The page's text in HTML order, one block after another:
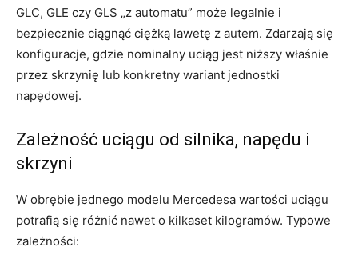
GLC, GLE czy GLS „z automatu” może legalnie i
bezpiecznie ciągnąć ciężką lawetę z autem. Zdarzają się
konfiguracje, gdzie nominalny uciąg jest niższy właśnie
przez skrzynię lub konkretny wariant jednostki
napędowej.
Zależność uciągu od silnika, napędu i
skrzyni
W obrębie jednego modelu Mercedesa wartości uciągu
potrafią się różnić nawet o kilkaset kilogramów. Typowe
zależności: